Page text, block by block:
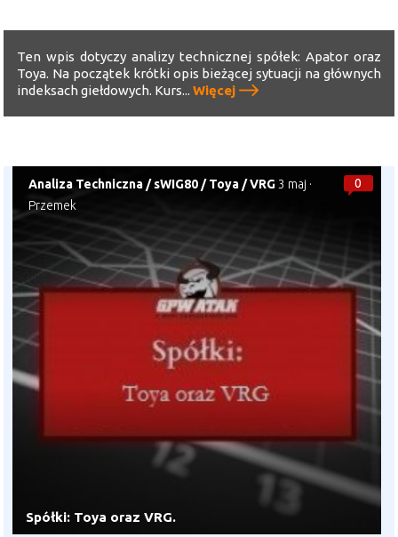
Ten wpis dotyczy analizy technicznej spółek: Apator oraz
Toya. Na początek krótki opis bieżącej sytuacji na głównych
indeksach giełdowych. Kurs...Więcej
0
Analiza Techniczna /sWIG80 /Toya /VRG 3 maj ·
Przemek
Spółki: Toya oraz VRG.